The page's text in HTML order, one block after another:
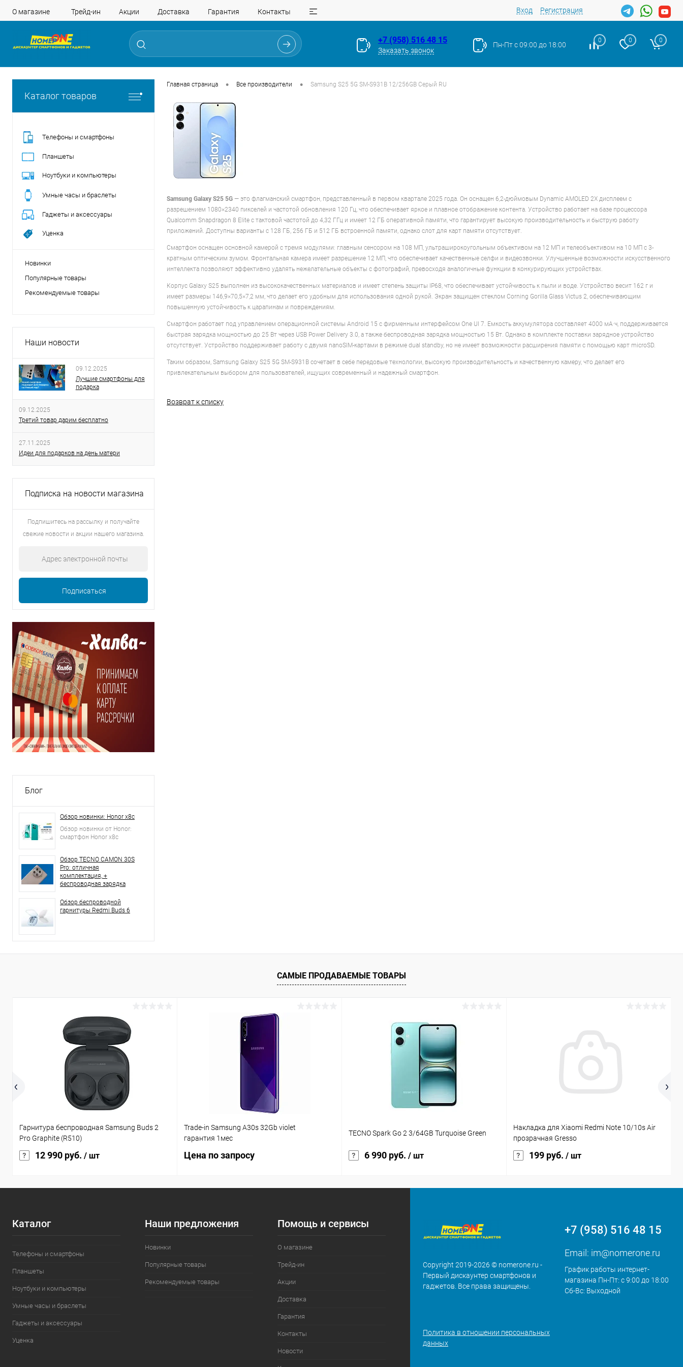
О магазине Трейд-ин Акции Доставка Гарантия Контакты Вход Регистрация
+7 (958) 516 48 15
Заказать звонок
Пн-Пт с 09:00 до 18:00
0 0 0
Каталог товаров
Телефоны и смартфоны
Планшеты
Ноутбуки и компьютеры
Умные часы и браслеты
Гаджеты и аксессуары
Уценка
Новинки
Популярные товары
Рекомендуемые товары
Наши новости
09.12.2025
Лучшие смартфоны для
подарка
09.12.2025
Третий товар дарим бесплатно
27.11.2025
Идеи для подарков на день матери
Подписка на новости магазина
Подпишитесь на рассылку и получайте
свежие новости и акции нашего магазина.
Блог
Обзор новинки: Honor x8c
Обзор новинки от Honor:
смартфон Honor x8c
Обзор TECNO CAMON 30S
Pro: отличная
комплектация, +
беспроводная зарядка
Обзор беспроводной
гарнитуры Redmi Buds 6
Главная страница • Все производители • Samsung S25 5G SM-S931B 12/256GB Серый RU
Samsung Galaxy S25 5G — это флагманский смартфон, представленный в первом квартале 2025 года. Он оснащен 6,2-дюймовым Dynamic AMOLED 2X дисплеем с
разрешением 1080×2340 пикселей и частотой обновления 120 Гц, что обеспечивает яркое и плавное отображение контента. Устройство работает на базе процессора
Qualcomm Snapdragon 8 Elite с тактовой частотой до 4,32 ГГц и имеет 12 ГБ оперативной памяти, что гарантирует высокую производительность и быструю работу
приложений. Доступны варианты с 128 ГБ, 256 ГБ и 512 ГБ встроенной памяти, однако слот для карт памяти отсутствует.
Смартфон оснащен основной камерой с тремя модулями: главным сенсором на 108 МП, ультраширокоугольным объективом на 12 МП и телеобъективом на 10 МП с 3-
кратным оптическим зумом. Фронтальная камера имеет разрешение 12 МП, что обеспечивает качественные селфи и видеозвонки. Улучшенные возможности искусственного
интеллекта позволяют эффективно удалять нежелательные объекты с фотографий, превосходя аналогичные функции в конкурирующих устройствах.
Корпус Galaxy S25 выполнен из высококачественных материалов и имеет степень защиты IP68, что обеспечивает устойчивость к пыли и воде. Устройство весит 162 г и
имеет размеры 146,9×70,5×7,2 мм, что делает его удобным для использования одной рукой. Экран защищен стеклом Corning Gorilla Glass Victus 2, обеспечивающим
повышенную устойчивость к царапинам и повреждениям.
Смартфон работает под управлением операционной системы Android 15 с фирменным интерфейсом One UI 7. Емкость аккумулятора составляет 4000 мА·ч, поддерживается
быстрая зарядка мощностью до 25 Вт через USB Power Delivery 3.0, а также беспроводная зарядка мощностью 15 Вт. Однако в комплекте поставки зарядное устройство
отсутствует. Устройство поддерживает работу с двумя nanoSIM-картами в режиме dual standby, но не имеет возможности расширения памяти с помощью карт microSD.
Таким образом, Samsung Galaxy S25 5G SM-S931B сочетает в себе передовые технологии, высокую производительность и качественную камеру, что делает его
привлекательным выбором для пользователей, ищущих современный и надежный смартфон.
Возврат к списку
САМЫЕ ПРОДАВАЕМЫЕ ТОВАРЫ
Гарнитура беспроводная Samsung Buds 2
Pro Graphite (R510)
12 990 руб. / шт
Trade-in Samsung A30s 32Gb violet
гарантия 1мес
Цена по запросу
TECNO Spark Go 2 3/64GB Turquoise Green
6 990 руб. / шт
Накладка для Xiaomi Redmi Note 10/10s Air
прозрачная Gresso
199 руб. / шт
Каталог
Телефоны и смартфоны
Планшеты
Ноутбуки и компьютеры
Умные часы и браслеты
Гаджеты и аксессуары
Уценка
Наши предложения
Новинки
Популярные товары
Рекомендуемые товары
Помощь и сервисы
О магазине
Трейд-ин
Акции
Доставка
Гарантия
Контакты
Новости
Copyright 2019-2026 © nomerone.ru -
Первый дискаунтер смартфонов и
гаджетов. Все права защищены.
Политика в отношении персональных
данных
+7 (958) 516 48 15
Email: im@nomerone.ru
График работы интернет-
магазина Пн-Пт: с 9:00 до 18:00
Сб-Вс: Выходной